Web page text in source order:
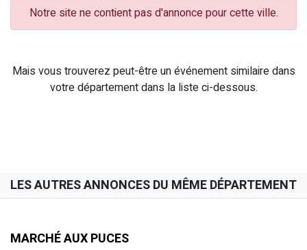
Notre site ne contient pas d'annonce pour cette ville.
Mais vous trouverez peut-être un événement similaire dans
votre département dans la liste ci-dessous.
LES AUTRES ANNONCES DU MÊME DÉPARTEMENT
MARCHÉ AUX PUCES